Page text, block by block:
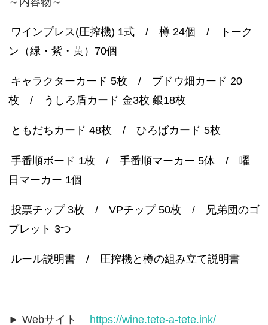
ワインプレス(圧搾機) 1式 / 樽 24個 / トーク
ン（緑・紫・黄）70個
キャラクターカード 5枚 / ブドウ畑カード 20
枚 / うしろ盾カード 金3枚 銀18枚
ともだちカード 48枚 / ひろばカード 5枚
手番順ボード 1枚 / 手番順マーカー 5体 / 曜
日マーカー 1個
投票チップ 3枚 / VPチップ 50枚 / 兄弟団のゴ
ブレット 3つ
ルール説明書 / 圧搾機と樽の組み立て説明書
► Webサイト https://wine.tete-a-tete.ink/